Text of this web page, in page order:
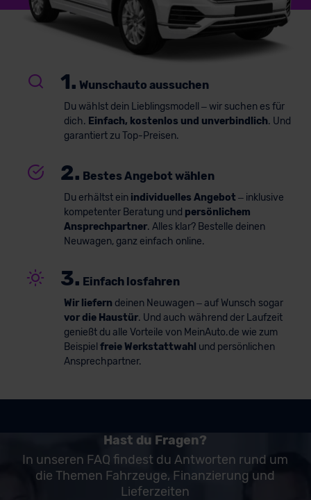
1. Wunschauto aussuchen
Du wählst dein Lieblingsmodell – wir suchen es für
dich. Einfach, kostenlos und unverbindlich. Und
garantiert zu Top-Preisen.
2. Bestes Angebot wählen
Du erhältst ein individuelles Angebot – inklusive
kompetenter Beratung und persönlichem
Ansprechpartner. Alles klar? Bestelle deinen
Neuwagen, ganz einfach online.
3. Einfach losfahren
Wir liefern deinen Neuwagen – auf Wunsch sogar
vor die Haustür. Und auch während der Laufzeit
genießt du alle Vorteile von MeinAuto.de wie zum
Beispiel freie Werkstattwahl und persönlichen
Ansprechpartner.
Hast du Fragen?
In unseren FAQ findest du Antworten rund um
die Themen Fahrzeuge, Finanzierung und
Lieferzeiten